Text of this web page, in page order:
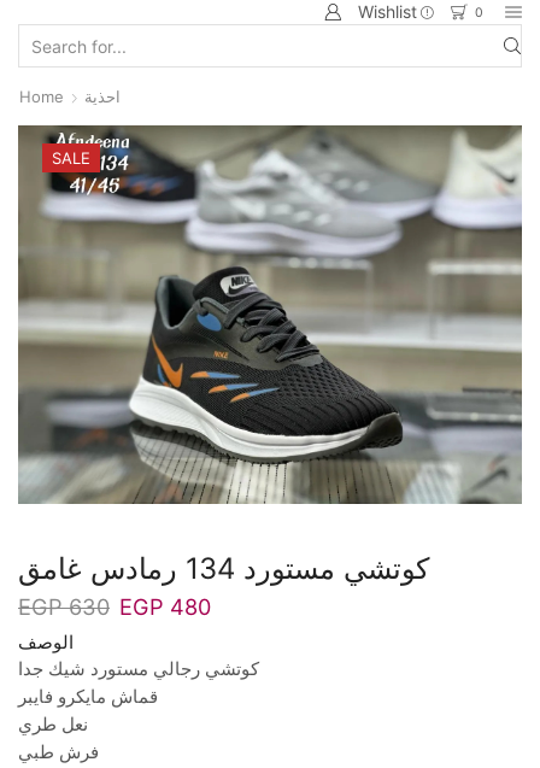
Wishlist 0
Home احذية
SALE
كوتشي مستورد 134 رمادس غامق
EGP630 EGP 480
الوصف
كوتشي رجالي مستورد شيك جدا
قماش مايكرو فايبر
نعل طري
فرش طبي